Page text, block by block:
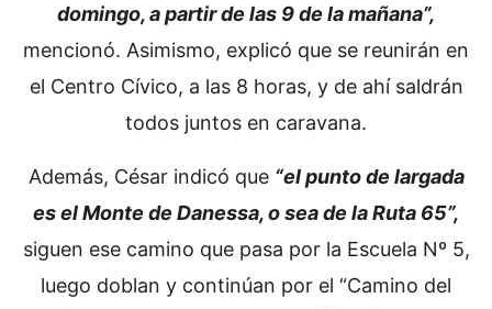
domingo, a partir de las 9 de la mañana”,
mencionó. Asimismo, explicó que se reunirán en
el Centro Cívico, a las 8 horas, y de ahí saldrán
todos juntos en caravana.
Además, César indicó que “el punto de largada
es el Monte de Danessa, o sea de la Ruta 65”,
siguen ese camino que pasa por la Escuela Nº 5,
luego doblan y continúan por el “Camino del